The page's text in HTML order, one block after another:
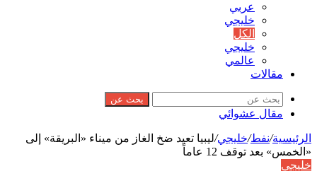
عربي
خليجي
الكل
خليجي
عالمي
مقالات
بحث عن
مقال عشوائي
الرئيسية/نفط/خليجي/ليبيا تعيد ضخ الغاز من ميناء «البريقة» إلى
«الخمس» بعد توقف 12 عاماً
خليجي